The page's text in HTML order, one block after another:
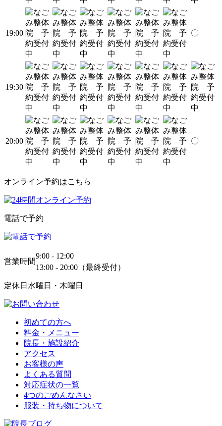
19:00 〇
19:30
20:00 〇
オンライン予約はこちら
電話で予約
営業時間
9:00 - 12:00
13:00 - 20:00（最終受付）
定休日 水曜日・木曜日
初めての方へ
料金・メニュー
院長・施設紹介
アクセス
お客様の声
よくある質問
対応症状の一覧
4つのごめんなさい
服装・持ち物について